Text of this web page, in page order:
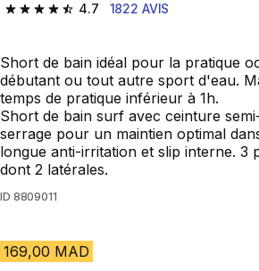
4.7
4.7 out of 5 stars from 1822 reviews
1822 AVIS
Short de bain idéal pour la pratique
débutant ou tout autre sport d'eau.
temps de pratique inférieur à 1h.
Short de bain surf avec ceinture
serrage pour un maintien optimal
longue anti-irritation et slip interne. 3
dont 2 latérales.
ID 8809011
169,00 MAD